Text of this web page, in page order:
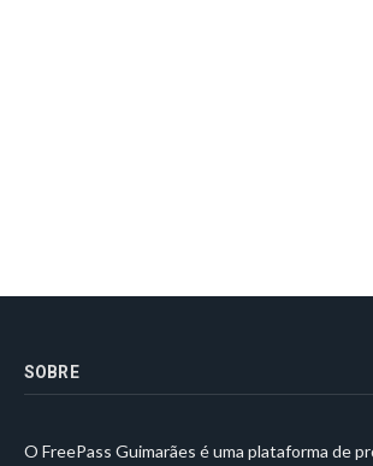
SOBRE
O FreePass Guimarães é uma plataforma de